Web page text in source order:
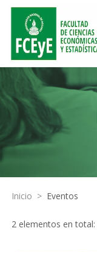
Inicio > Eventos
2 elementos en total: